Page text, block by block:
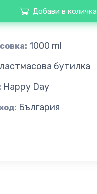
Добави в количка
1000 ml
бутилка
Happy Day
България